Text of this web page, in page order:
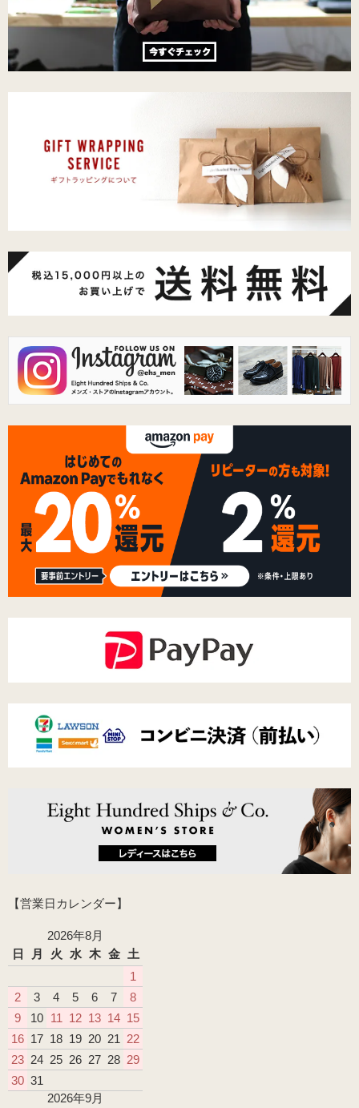
【営業日カレンダー】
2026年8月
日
月 火 水 木 金
土
1
2
3 4 5 6 7
8
9
10 11 12 13 14 15
16 17 18 19 20 21 22
23 24 25 26 27 28 29
30 31
2026年9月